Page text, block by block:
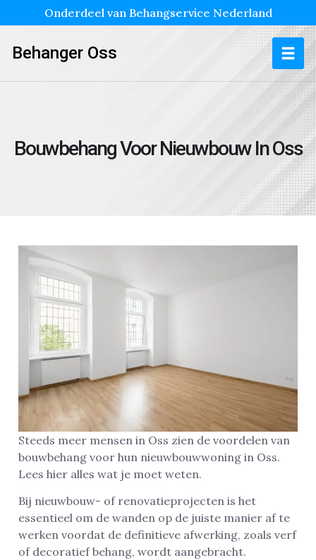
Onderdeel van Behangservice Nederland
Behanger Oss
Bouwbehang Voor Nieuwbouw In Oss
Steeds meer mensen in Oss zien de voordelen van
bouwbehang voor hun nieuwbouwwoning in Oss.
Lees hier alles wat je moet weten.
Bij nieuwbouw- of renovatieprojecten is het
essentieel om de wanden op de juiste manier af te
werken voordat de definitieve afwerking, zoals verf
of decoratief behang, wordt aangebracht.